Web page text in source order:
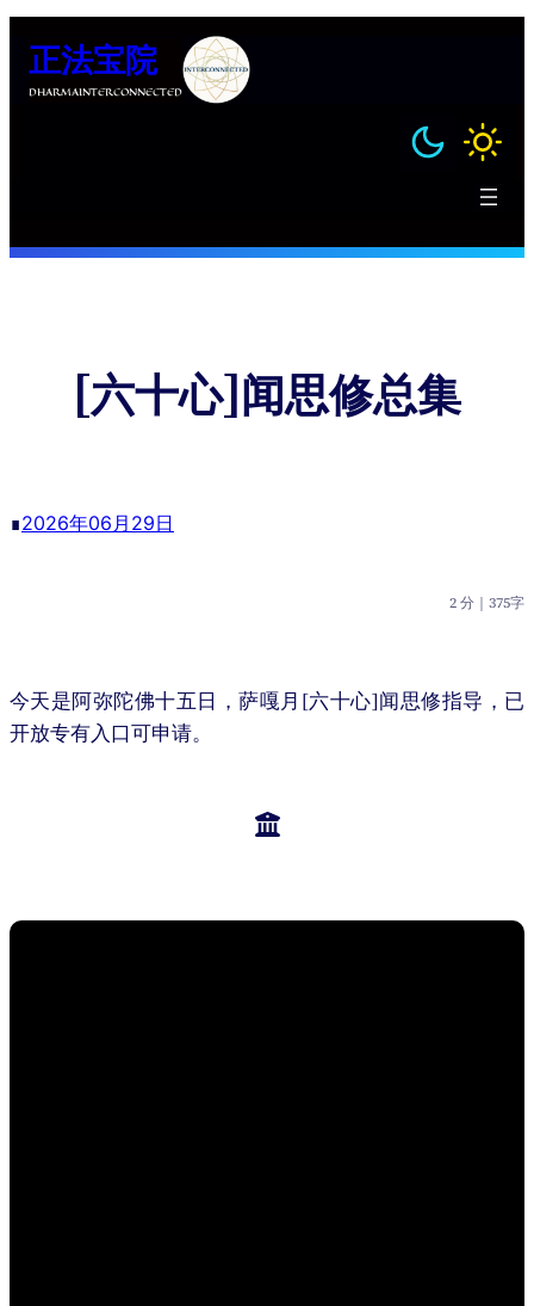
正法宝院
DHARMAINTERCONNECTED
[六十心]闻思修总集
∎2026年06月29日
2 分 ｜ 375字
今天是阿弥陀佛十五日，萨嘎月[六十心]闻思修指导，已
开放专有入口可申请。